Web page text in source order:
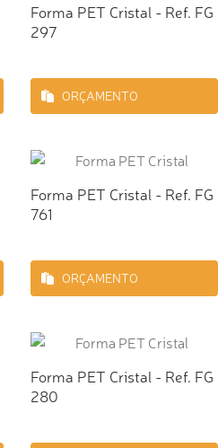
Forma PET Cristal - Ref. FG
297
ORÇAMENTO
Forma PET Cristal - Ref. FG
761
ORÇAMENTO
Forma PET Cristal - Ref. FG
280